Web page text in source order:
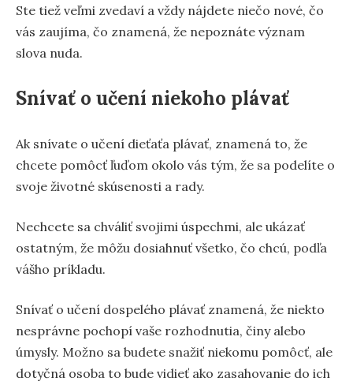
Ste tiež veľmi zvedaví a vždy nájdete niečo nové, čo
vás zaujíma, čo znamená, že nepoznáte význam
slova nuda.
Snívať o učení niekoho plávať
Ak snívate o učení dieťaťa plávať, znamená to, že
chcete pomôcť ľuďom okolo vás tým, že sa podelíte o
svoje životné skúsenosti a rady.
Nechcete sa chváliť svojimi úspechmi, ale ukázať
ostatným, že môžu dosiahnuť všetko, čo chcú, podľa
vášho príkladu.
Snívať o učení dospelého plávať znamená, že niekto
nesprávne pochopí vaše rozhodnutia, činy alebo
úmysly. Možno sa budete snažiť niekomu pomôcť, ale
dotyčná osoba to bude vidieť ako zasahovanie do ich